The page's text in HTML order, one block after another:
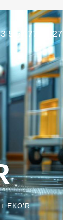
5 57 77 96 27
EKO’R